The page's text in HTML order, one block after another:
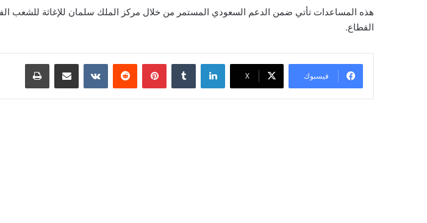
هذه المساعدات تأتي ضمن الدعم السعودي المستمر من خلال مركز الملك سلمان للإغاثة للشعب
القطاع.
فيسبوك ‫X
لينكدإن بينتيريست